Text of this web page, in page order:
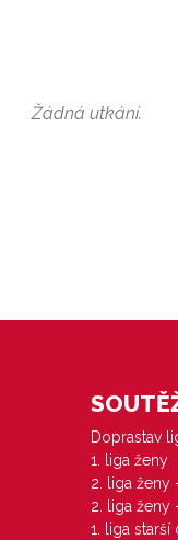
Žádná utkání.
Doprastav
1. liga ženy
2. liga ženy
2. liga ženy
1. liga